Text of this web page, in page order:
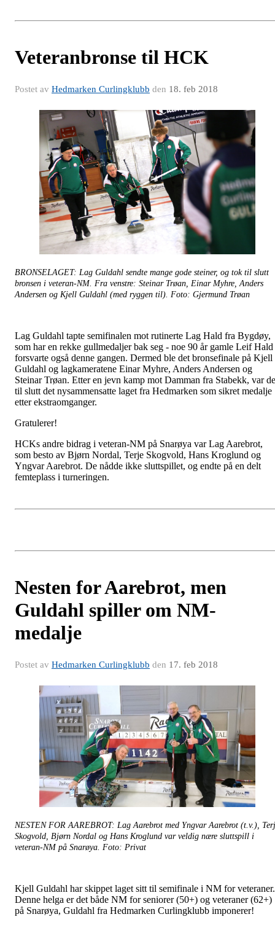
Veteranbronse til HCK
Postet av Hedmarken Curlingklubb den 18. feb 2018
BRONSELAGET: Lag Guldahl sendte mange gode steiner, og tok til slutt
bronsen i veteran-NM. Fra venstre: Steinar Trøan, Einar Myhre, Anders
Andersen og Kjell Guldahl (med ryggen til). Foto: Gjermund Trøan
Lag Guldahl tapte semifinalen mot rutinerte Lag Hald fra Bygdøy,
som har en rekke gullmedaljer bak seg - noe 90 år gamle Leif Hald
forsvarte også denne gangen. Dermed ble det bronsefinale på Kjell
Guldahl og lagkameratene Einar Myhre, Anders Andersen og
Steinar Trøan. Etter en jevn kamp mot Damman fra Stabekk, var
til slutt det nysammensatte laget fra Hedmarken som sikret medalje
etter ekstraomganger.
Gratulerer!
HCKs andre bidrag i veteran-NM på Snarøya var Lag Aarebrot,
som besto av Bjørn Nordal, Terje Skogvold, Hans Kroglund og
Yngvar Aarebrot. De nådde ikke sluttspillet, og endte på en delt
femteplass i turneringen.
Nesten for Aarebrot, men
Guldahl spiller om NM-
medalje
Postet av Hedmarken Curlingklubb den 17. feb 2018
NESTEN FOR AAREBROT: Lag Aarebrot med Yngvar Aarebrot (t.v.),
Skogvold, Bjørn Nordal og Hans Kroglund var veldig nære sluttspill i
veteran-NM på Snarøya. Foto: Privat
Kjell Guldahl har skippet laget sitt til semifinale i NM for veteraner.
Denne helga er det både NM for seniorer (50+) og veteraner (62+)
på Snarøya, Guldahl fra Hedmarken Curlingklubb imponerer!